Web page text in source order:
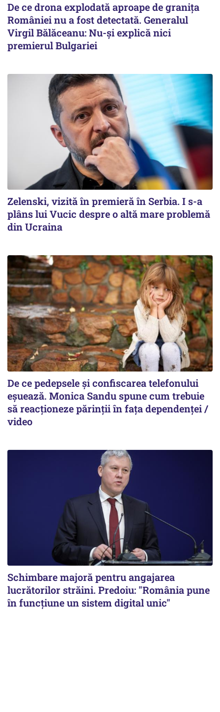
De ce drona explodată aproape de granița
României nu a fost detectată. Generalul
Virgil Bălăceanu: Nu-și explică nici
premierul Bulgariei
Zelenski, vizită în premieră în Serbia. I s-a
plâns lui Vucic despre o altă mare problemă
din Ucraina
De ce pedepsele și confiscarea telefonului
eșuează. Monica Sandu spune cum trebuie
să reacționeze părinții în fața dependenței /
video
Schimbare majoră pentru angajarea
lucrătorilor străini. Predoiu: "România pune
în funcțiune un sistem digital unic"